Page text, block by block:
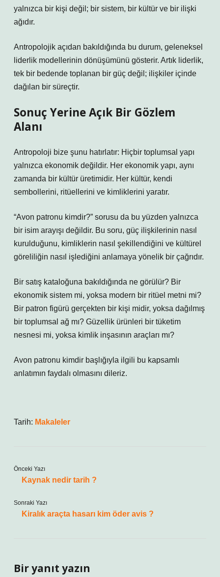
yalnızca bir kişi değil; bir sistem, bir kültür ve bir ilişki
ağıdır.
Antropolojik açıdan bakıldığında bu durum, geleneksel
liderlik modellerinin dönüşümünü gösterir. Artık liderlik,
tek bir bedende toplanan bir güç değil; ilişkiler içinde
dağılan bir süreçtir.
Sonuç Yerine Açık Bir Gözlem
Alanı
Antropoloji bize şunu hatırlatır: Hiçbir toplumsal yapı
yalnızca ekonomik değildir. Her ekonomik yapı, aynı
zamanda bir kültür üretimidir. Her kültür, kendi
sembollerini, ritüellerini ve kimliklerini yaratır.
“Avon patronu kimdir?” sorusu da bu yüzden yalnızca
bir isim arayışı değildir. Bu soru, güç ilişkilerinin nasıl
kurulduğunu, kimliklerin nasıl şekillendiğini ve kültürel
göreliliğin nasıl işlediğini anlamaya yönelik bir çağrıdır.
Bir satış kataloğuna bakıldığında ne görülür? Bir
ekonomik sistem mi, yoksa modern bir ritüel metni mi?
Bir patron figürü gerçekten bir kişi midir, yoksa dağılmış
bir toplumsal ağ mı? Güzellik ürünleri bir tüketim
nesnesi mi, yoksa kimlik inşasının araçları mı?
Avon patronu kimdir başlığıyla ilgili bu kapsamlı
anlatımın faydalı olmasını dileriz.
Tarih: Makaleler
Önceki Yazı
Kaynak nedir tarih ?
Sonraki Yazı
Kiralık araçta hasarı kim öder avis ?
Bir yanıt yazın